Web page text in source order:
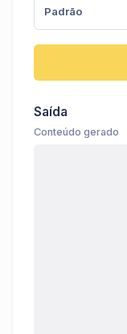
Padrão
Saída
Conteúdo gerado